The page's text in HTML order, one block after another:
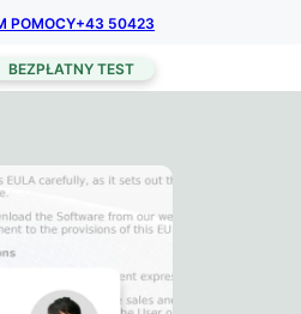
POMOCY+43 50423
BEZPŁATNY TEST